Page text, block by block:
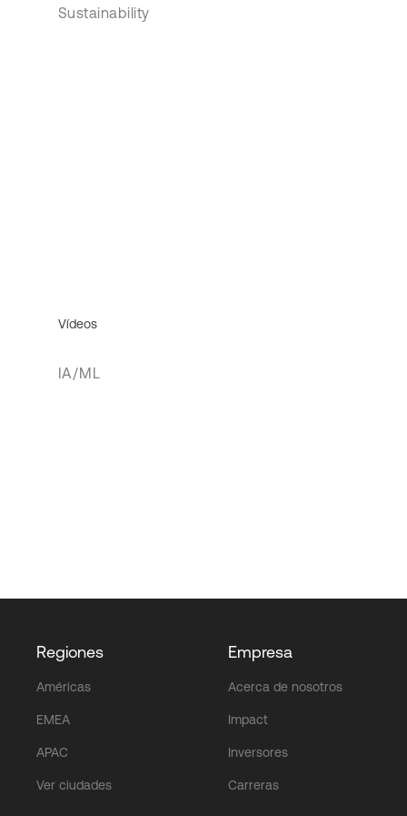
Sustainability
Vídeos
IA/ML
Regiones
Américas
EMEA
APAC
Ver ciudades
Empresa
Acerca de nosotros
Impact
Inversores
Carreras